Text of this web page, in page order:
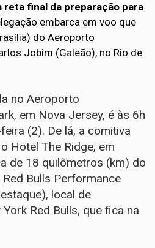
final da preparação para
embarca em voo que
do Aeroporto
Jobim (Galeão), no Rio de
no Aeroporto
em Nova Jersey, é às 6h
(2). De lá, a comitiva
Hotel The Ridge, em
de 18 quilômetros (km) do
Bulls Performance
local de
Red Bulls, que fica na